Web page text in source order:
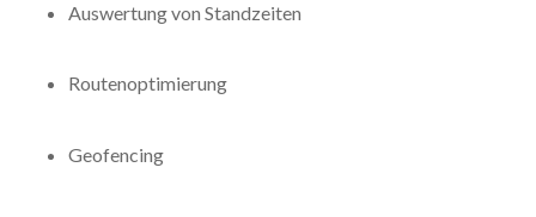
Auswertung von Standzeiten
Routenoptimierung
Geofencing